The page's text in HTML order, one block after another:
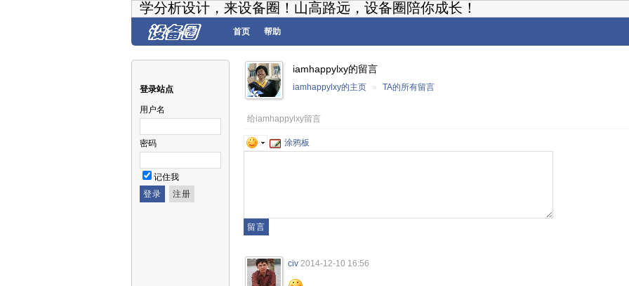
学分析设计，来设备圈！山高路远，设备圈陪你成长！
首页 帮助
登录站点
用户名
密码
记住我
iamhappylxy的留言
iamhappylxy的主页 » TA的所有留言
给iamhappylxy留言
涂鸦板
civ 2014-12-10 16:56